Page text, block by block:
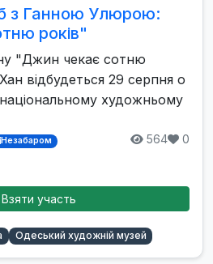
з Ганною Улюрою:
років"
"Джин чекає сотню
відбудеться 29 серпня о
художньому
Незабаром 564 0
Взяти участь
Одеський художній музей